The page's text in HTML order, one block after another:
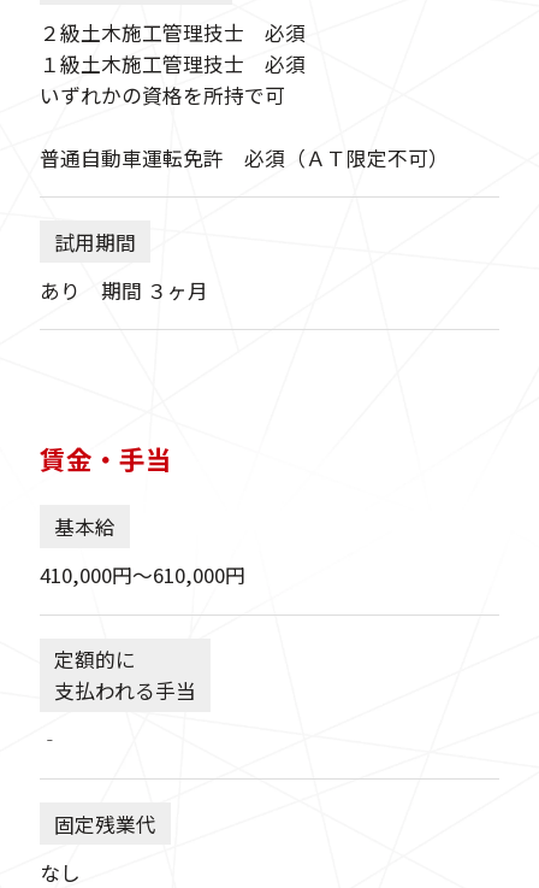
２級土木施工管理技士 必須
１級土木施工管理技士 必須
いずれかの資格を所持で可
普通自動車運転免許 必須（ＡＴ限定不可）
試用期間
あり 期間 ３ヶ月
賃金・手当
基本給
410,000円〜610,000円
定額的に
支払われる手当
‐
固定残業代
なし